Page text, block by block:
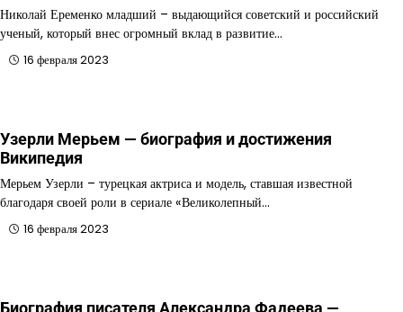
Николай Еременко младший – выдающийся советский и российский
ученый, который внес огромный вклад в развитие…
16 февраля 2023
Узерли Мерьем — биография и достижения
Википедия
Мерьем Узерли – турецкая актриса и модель, ставшая известной
благодаря своей роли в сериале «Великолепный…
16 февраля 2023
Биография писателя Александра Фадеева —